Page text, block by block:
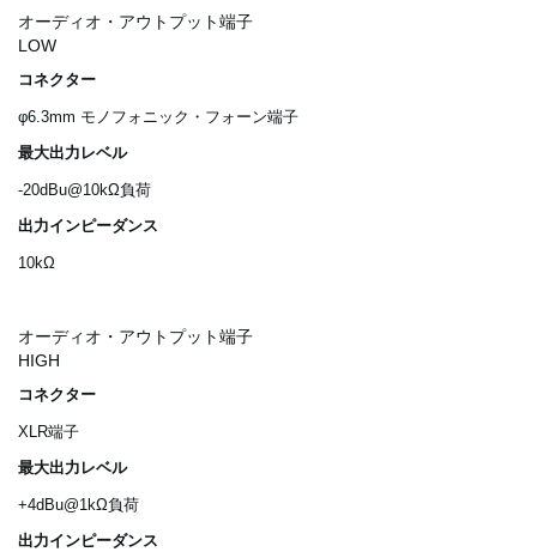
オーディオ・アウトプット端子
LOW
コネクター
φ6.3mm モノフォニック・フォーン端子
最大出力レベル
-20dBu@10kΩ負荷
出力インピーダンス
10kΩ
オーディオ・アウトプット端子
HIGH
コネクター
XLR端子
最大出力レベル
+4dBu@1kΩ負荷
出力インピーダンス